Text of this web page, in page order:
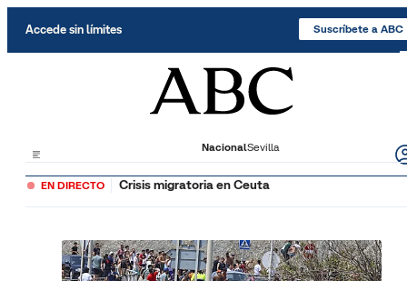
Accede sin límites Suscríbete a ABC
NacionalSevilla
EN DIRECTO Crisis migratoria en Ceuta